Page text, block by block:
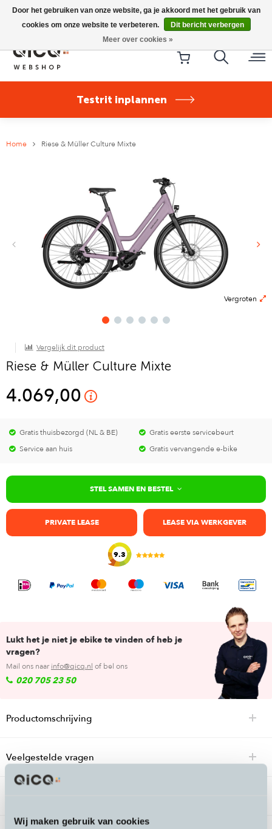
Wij maken gebruik van cookies
Riese & Müller Nevo5 Silent Core nu direct uit voorraad
leverbaar!
Testrit inplannen
Home Riese & Müller Culture Mixte
Vergroten
Vergelijk dit product
Riese & Müller Culture Mixte
4.069,00
Gratis thuisbezorgd (NL & BE)
Gratis eerste servicebeurt
Service aan huis
Gratis vervangende e-bike
STEL SAMEN EN BESTEL
PRIVATE LEASE LEASE VIA WERKGEVER
9.3
Lukt het je niet je ebike te vinden of heb je
vragen?
Mail ons naar info@qicq.nl of bel ons
020 705 23 50
Productomschrijving
Veelgestelde vragen
Door het gebruiken van onze website, ga je akkoord met het gebruik van
cookies om onze website te verbeteren.
Dit bericht verbergen
Meer over cookies »